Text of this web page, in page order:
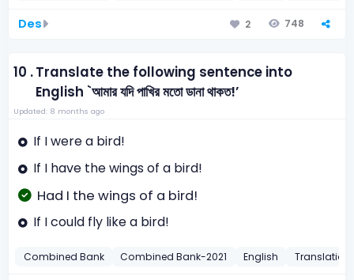
Des 2 748
10 .Translate the following sentence into
English `আমার যদি পাখির মতো ডানা থাকত!’
Updated: 8 months ago
If I were a bird!
If I have the wings of a bird!
Had I the wings of a bird!
If I could fly like a bird!
Combined Bank Combined Bank-2021 English Translation